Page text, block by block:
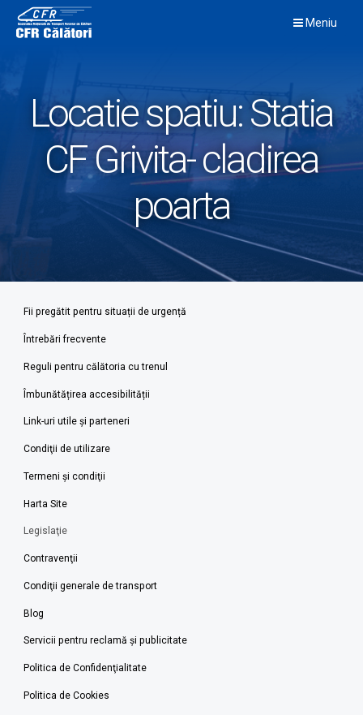
content
Meniu
Locatie spatiu:Statia
CF Grivita- cladirea
poarta
Fii pregătit pentru situații de urgență
Întrebări frecvente
Reguli pentru călătoria cu trenul
Îmbunătățirea accesibilității
Link-uri utile şi parteneri
Condiţii de utilizare
Termeni şi condiţii
Harta Site
Legislaţie
Contravenţii
Condiţii generale de transport
Blog
Servicii pentru reclamă și publicitate
Politica de Confidenţialitate
Politica de Cookies